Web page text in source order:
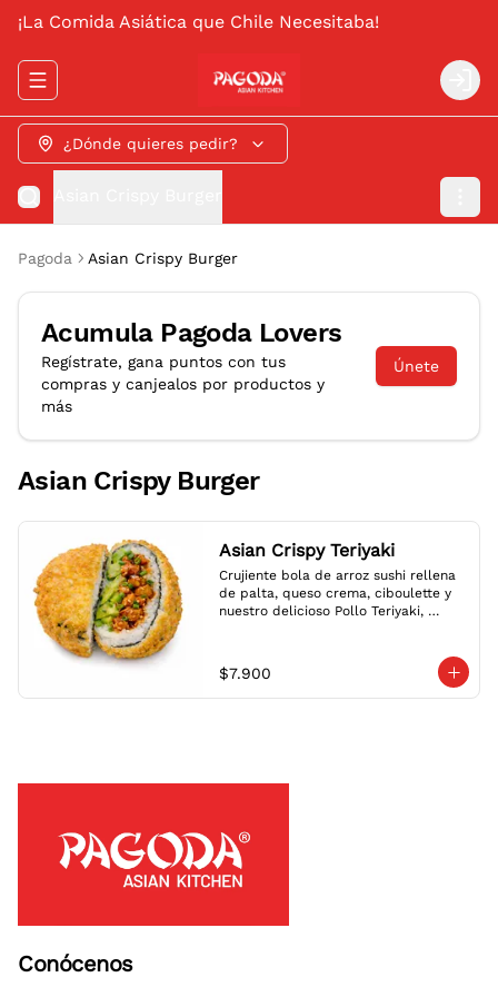
¡La Comida Asiática que Chile Necesitaba!
Abrir menu de navegación Login
¿Dónde quieres pedir?
Pagoda Asian Crispy Burger
Acumula Pagoda Lovers
Regístrate, gana puntos con tus
compras y canjealos por productos y
más
Únete
Asian Crispy Burger
Asian Crispy Teriyaki
Crujiente bola de arroz sushi rellena
de palta, queso crema, ciboulette y
nuestro delicioso Pollo Teriyaki,
avocado, cream cheese, chives and
our delicious Teriyaki Chicken,
wrapped in nori and golden panko.
$7.900
Conócenos